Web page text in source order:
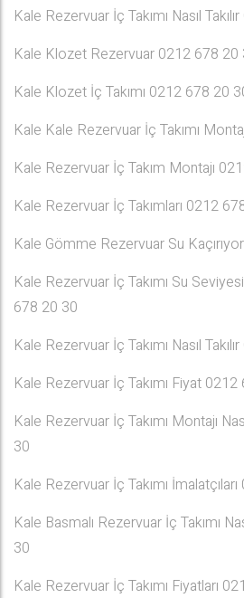
Kale Rezervuar İç Takımı Nasıl
Kale Klozet Rezervuar 0212 678 20
Kale Klozet İç Takımı 0212 678 20
Kale Kale Rezervuar İç Takımı
Kale Rezervuar İç Takım Montajı
Kale Rezervuar İç Takımları 0212
Kale Gömme Rezervuar Su
Kale Rezervuar İç Takımı Su
678 20 30
Kale Rezervuar İç Takımı Nasıl
Kale Rezervuar İç Takımı Fiyat
Kale Rezervuar İç Takımı Montajı
30
Kale Rezervuar İç Takımı
Kale Basmalı Rezervuar İç Takımı
30
Kale Rezervuar İç Takımı Fiyatları